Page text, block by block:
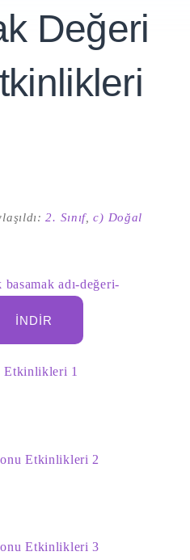
Değeri
2. Sınıf,c) Doğal
adı-değeri-
İNDIR
Etkinlikleri 1
Etkinlikleri 2
Etkinlikleri 3